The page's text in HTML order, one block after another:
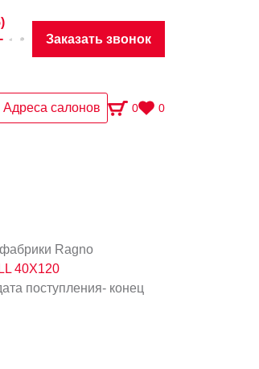
Заказать звонок
Адреса салонов 0 0
Ragno
40X120
поступления- конец